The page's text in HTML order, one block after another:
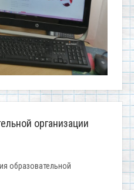
организации
образовательной